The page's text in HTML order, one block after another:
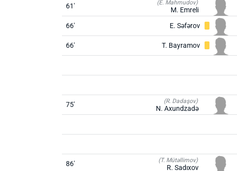
61'
(E. Mahmudov)
M. Emreli
66'
E. Səfərov
66' T. Bayramov
75' (R. Dadaşov)
N. Axundzadə
86' (T. Mütəllimov)
R. Sadıxov